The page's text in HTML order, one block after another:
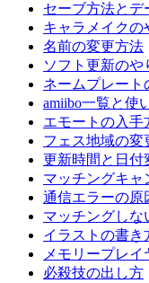
セーブ方法とデ
キャラメイクの
名前の変更方法
ソフト更新のや
ネームプレート
amiibo一覧と使
エモートの入手
フェス地域の変
更新時間と日付
マッチングキャ
通信エラーの原
マッチングしな
イラストの書き
メモリープレ
必殺技の出し方